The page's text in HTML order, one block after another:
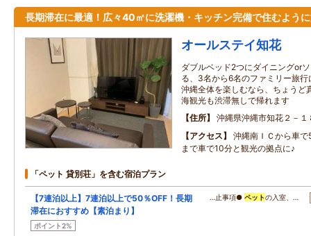
長期滞在に最適！広々40㎡に洗濯機・キッチン完備で住むよう
オールステイ知花
ダブルベッド2つにダイニングor
る、3名から6名のファミリー旅
沖縄全体を楽しむなら、ちょうど
海観光も渋滞無しで帰れます
住所
沖縄県沖縄市知花２－１
アクセス
沖縄南ＩＣから車
まで車で10分と観光の拠点に♪
「ペット 貸別荘」を含む宿泊プラン
【7連泊以上】7連泊以上で50％OFF！長期
滞在におすすめ【素泊まり】
ポイント2%
…止事項● ペットの入室、…